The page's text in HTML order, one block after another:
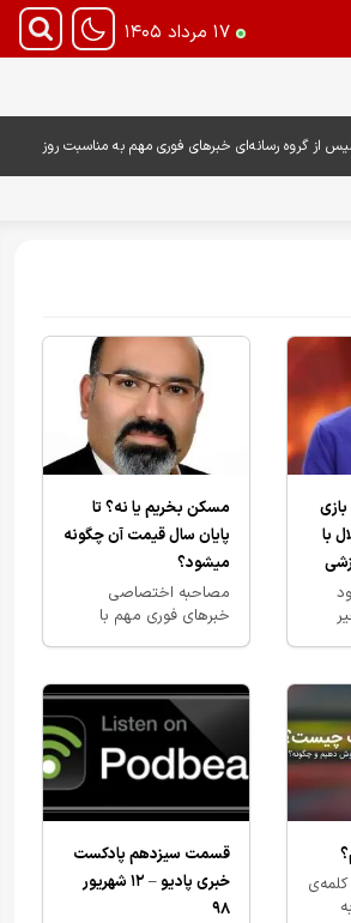
۱۷ مرداد ۱۴۰۵
از گروه رسانه‌ای خبرهای فوری مهم به مناسبت روز
با
مسکن بخریم یا نه؟ تا
پایان سال قیمت آن چگونه
میشود؟
مصاحبه اختصاصی
خبرهای فوری مهم با
پادکست Podcast به
قسمت سیزدهم پادکست
خبری پادیو – ۱۲ شهریور
۹۸